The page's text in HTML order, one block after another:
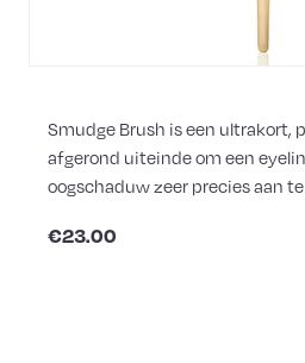
Smudge Brush is een ultrakort,
afgerond uiteinde om een
oogschaduw zeer precies aan
€23.00